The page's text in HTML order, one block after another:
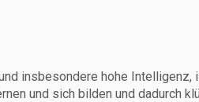
insbesondere hohe Intelligenz,
und sich bilden und dadurch